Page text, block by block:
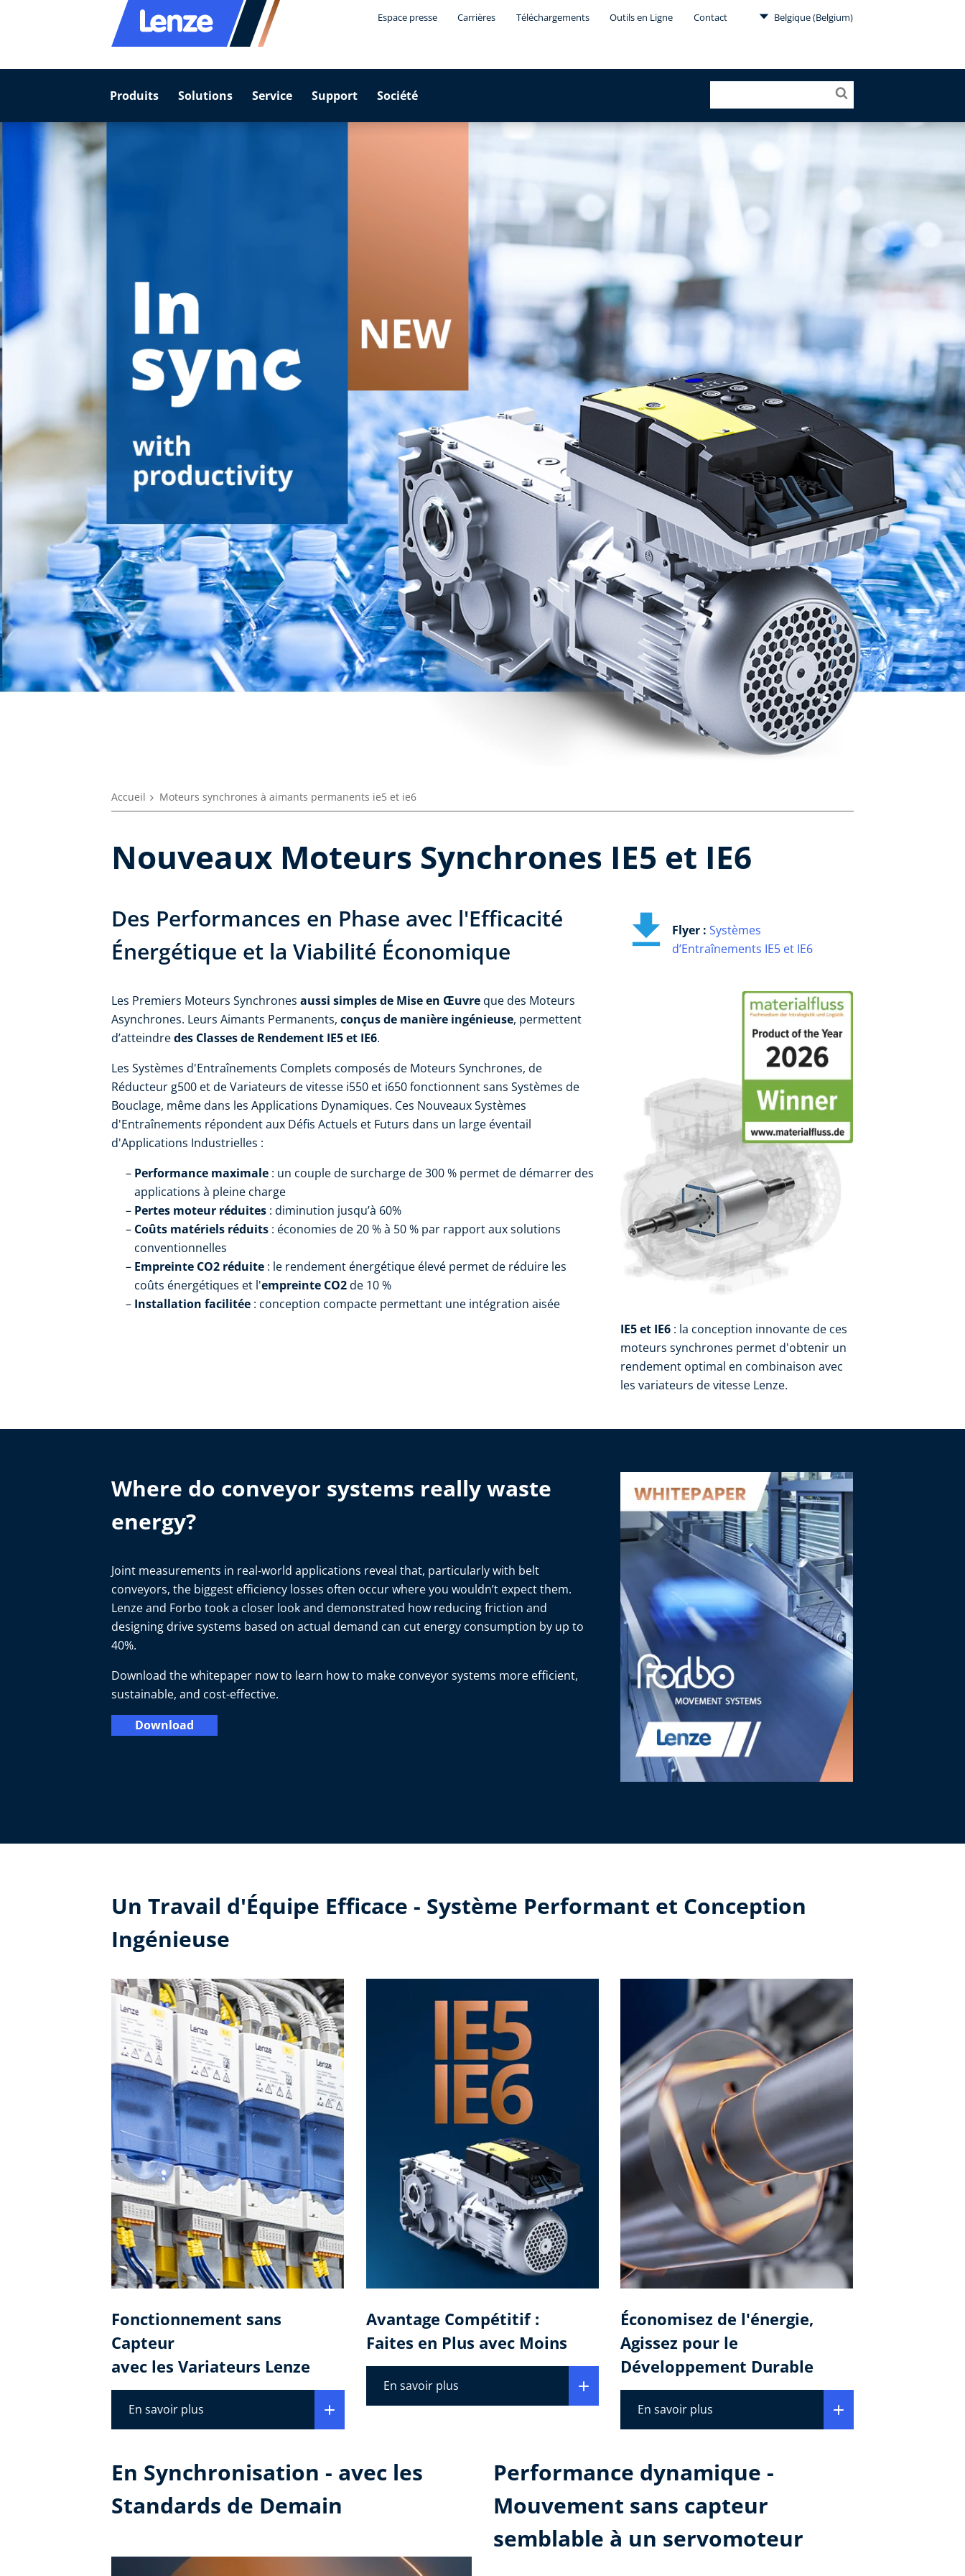
Espace presse Carrières Téléchargements Outils en Ligne Contact Belgique (Belgium)
Produits Solutions Service Support Société
Accueil Moteurs synchrones à aimants permanents ie5 et ie6
Nouveaux Moteurs Synchrones IE5 et IE6
Des Performances en Phase avec l'Efficacité
Énergétique et la Viabilité Économique
Flyer : Systèmes
d’Entraînements IE5 et IE6
Les Premiers Moteurs Synchrones aussi simples de Mise en Œuvre que des Moteurs
Asynchrones. Leurs Aimants Permanents, conçus de manière ingénieuse, permettent
d’atteindredes Classes de Rendement IE5 et IE6.
Les Systèmes d'Entraînements Complets composés de Moteurs Synchrones, de
Réducteur g500 et de Variateurs de vitesse i550 et i650 fonctionnent sans Systèmes de
Bouclage, même dans les Applications Dynamiques. Ces Nouveaux Systèmes
d'Entraînements répondent aux Défis Actuels et Futurs dans un large éventail
d'Applications Industrielles :
Performance maximale : un couple de surcharge de 300 % permet de démarrer des
applications à pleine charge
Pertes moteur réduites : diminution jusqu’à 60%
Coûts matériels réduits : économies de 20 % à 50 % par rapport aux solutions
conventionnelles
Empreinte CO2 réduite : le rendement énergétique élevé permet de réduire les
coûts énergétiques et l'empreinte CO2de 10 %​
Installation facilitée : conception compacte permettant une intégration aisée
IE5 et IE6 : la conception innovante de ces
moteurs synchrones permet d'obtenir un
rendement optimal en combinaison avec
les variateurs de vitesse Lenze.
Where do conveyor systems really waste
energy?
Joint measurements in real-world applications reveal that, particularly with belt
conveyors, the biggest efficiency losses often occur where you wouldn’t expect them.
Lenze and Forbo took a closer look and demonstrated how reducing friction and
designing drive systems based on actual demand can cut energy consumption by up to
40%.
Download the whitepaper now to learn how to make conveyor systems more efficient,
sustainable, and cost-effective.
Download
Un Travail d'Équipe Efficace - Système Performant et Conception
Ingénieuse
Fonctionnement sans
Capteur
avec les Variateurs Lenze
En savoir plus
Avantage Compétitif :
Faites en Plus avec Moins
En savoir plus
Économisez de l'énergie,
Agissez pour le
Développement Durable
En savoir plus
En Synchronisation - avec les
Standards de Demain
Performance dynamique -
Mouvement sans capteur
semblable à un servomoteur